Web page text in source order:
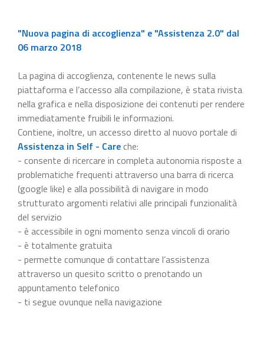
"Nuova pagina di accoglienza" e "Assistenza 2.0" dal
06 marzo 2018
La pagina di accoglienza, contenente le news sulla
piattaforma e l’accesso alla compilazione, è stata rivista
nella grafica e nella disposizione dei contenuti per rendere
immediatamente fruibili le informazioni.
Contiene, inoltre, un accesso diretto al nuovo portale di
Assistenza in Self - Careche:
- consente di ricercare in completa autonomia risposte a
problematiche frequenti attraverso una barra di ricerca
(google like) e alla possibilità di navigare in modo
strutturato argomenti relativi alle principali funzionalità
del servizio
- è accessibile in ogni momento senza vincoli di orario
- è totalmente gratuita
- permette comunque di contattare l’assistenza
attraverso un quesito scritto o prenotando un
appuntamento telefonico
- ti segue ovunque nella navigazione